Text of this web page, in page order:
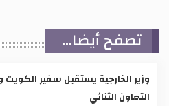
تصفح أيضا...
وزير الخارجية يستقبل سفير الكويت
التعاون الثنائي